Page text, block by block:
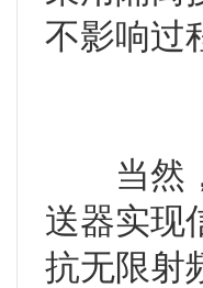
不影响过
当然，
送器实现
抗无限射